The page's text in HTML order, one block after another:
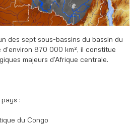
des sept sous-bassins du bassin du
870 000 km², il constitue
majeurs d’Afrique centrale.
:
du Congo